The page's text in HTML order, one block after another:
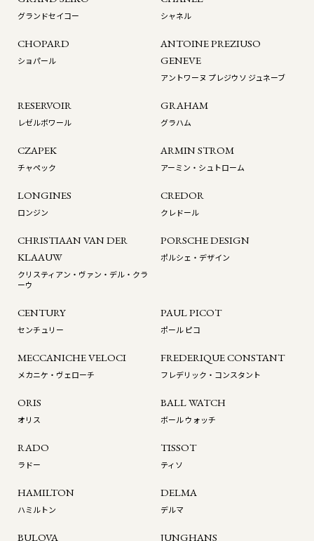
グランドセイコー シャネル
CHOPARD
ショパール
ANTOINE PREZIUSO
GENEVE
アントワーヌ プレジウソ ジュネーブ
RESERVOIR
レゼルボワール
GRAHAM
グラハム
CZAPEK
チャペック
ARMIN STROM
アーミン・シュトローム
LONGINES
ロンジン
CREDOR
クレドール
CHRISTIAAN VAN DER
KLAAUW
クリスティアン・ヴァン・デル・クラ
ーウ
PORSCHE DESIGN
ポルシェ・デザイン
CENTURY
センチュリー
PAUL PICOT
ポール ピコ
MECCANICHE VELOCI
メカニケ・ヴェローチ
FREDERIQUE CONSTANT
フレデリック・コンスタント
ORIS
オリス
BALL WATCH
ボール ウォッチ
RADO
ラドー
TISSOT
ティソ
HAMILTON
ハミルトン
DELMA
デルマ
BULOVA JUNGHANS